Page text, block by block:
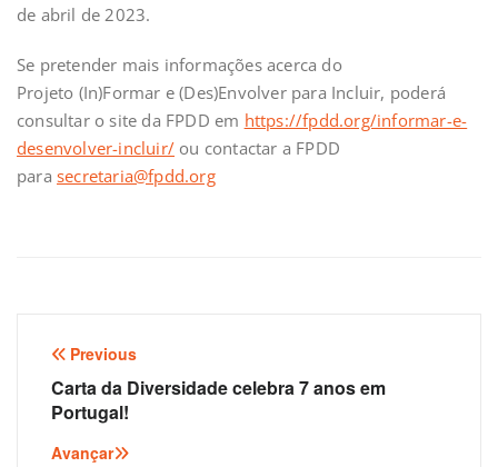
de abril de 2023.
Se pretender mais informações acerca do
Projeto (In)Formar e (Des)Envolver para Incluir, poderá
consultar o site da FPDD em https://fpdd.org/informar-e-
desenvolver-incluir/ ou contactar a FPDD
para secretaria@fpdd.org
Navegação
de
artigos
Previous
Carta da Diversidade celebra 7 anos em
Portugal!
Avançar